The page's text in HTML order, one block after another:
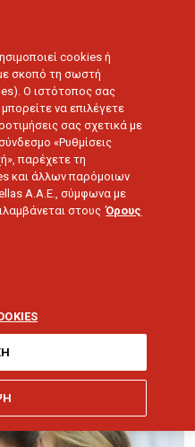
cookies ή
σκοπό τη σωστή
Ο ιστότοπος σας
να επιλέγετε
σας σχετικά με
«Ρυθμίσεις
παρέχετε τη
και άλλων παρόμοιων
A.A.E., σύμφωνα με
στους Όρους